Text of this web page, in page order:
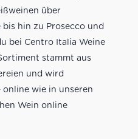
über
hin zu Prosecco und
bei Centro Italia Weine
stammt aus
und wird
wie in unseren
Wein online